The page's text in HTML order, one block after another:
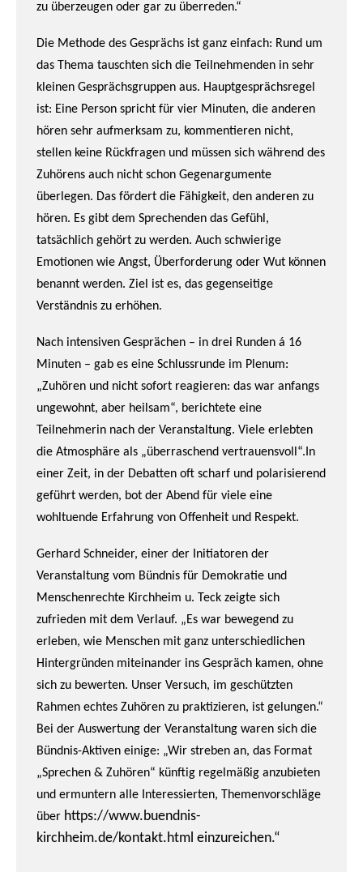
zu überzeugen oder gar zu überreden.“
Die Methode des Gesprächs ist ganz einfach: Rund um
das Thema tauschten sich die Teilnehmenden in sehr
kleinen Gesprächsgruppen aus. Hauptgesprächsregel
ist: Eine Person spricht für vier Minuten, die anderen
hören sehr aufmerksam zu, kommentieren nicht,
stellen keine Rückfragen und müssen sich während des
Zuhörens auch nicht schon Gegenargumente
überlegen. Das fördert die Fähigkeit, den anderen zu
hören. Es gibt dem Sprechenden das Gefühl,
tatsächlich gehört zu werden. Auch schwierige
Emotionen wie Angst, Überforderung oder Wut können
benannt werden. Ziel ist es, das gegenseitige
Verständnis zu erhöhen.
Nach intensiven Gesprächen – in drei Runden á 16
Minuten – gab es eine Schlussrunde im Plenum:
„Zuhören und nicht sofort reagieren: das war anfangs
ungewohnt, aber heilsam“, berichtete eine
Teilnehmerin nach der Veranstaltung. Viele erlebten
die Atmosphäre als „überraschend vertrauensvoll“.In
einer Zeit, in der Debatten oft scharf und polarisierend
geführt werden, bot der Abend für viele eine
wohltuende Erfahrung von Offenheit und Respekt.
Gerhard Schneider, einer der Initiatoren der
Veranstaltung vom Bündnis für Demokratie und
Menschenrechte Kirchheim u. Teck zeigte sich
zufrieden mit dem Verlauf. „Es war bewegend zu
erleben, wie Menschen mit ganz unterschiedlichen
Hintergründen miteinander ins Gespräch kamen, ohne
sich zu bewerten. Unser Versuch, im geschützten
Rahmen echtes Zuhören zu praktizieren, ist gelungen.“
Bei der Auswertung der Veranstaltung waren sich die
Bündnis-Aktiven einige: „Wir streben an, das Format
„Sprechen & Zuhören“ künftig regelmäßig anzubieten
und ermuntern alle Interessierten, Themenvorschläge
über https://www.buendnis-
kirchheim.de/kontakt.html einzureichen.“